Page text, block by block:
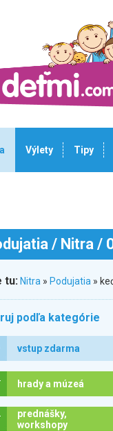
Výlety Tipy
/ Nitra /
tu: Nitra » Podujatia »
podľa kategórie
vstup zdarma
hrady a múzeá
prednášky,
workshopy